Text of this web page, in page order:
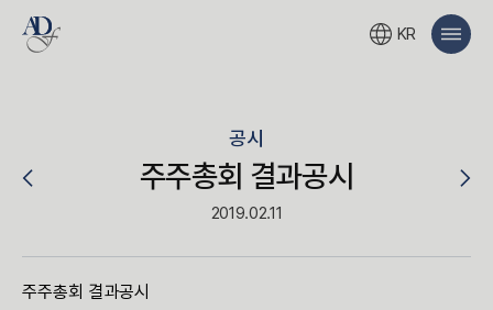
KR
공시
주주총회 결과공시
2019.02.11
주주총회 결과공시